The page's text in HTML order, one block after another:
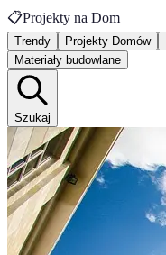
📋Projekty na Dom
Trendy Projekty Domów
Materiały budowlane
Szukaj